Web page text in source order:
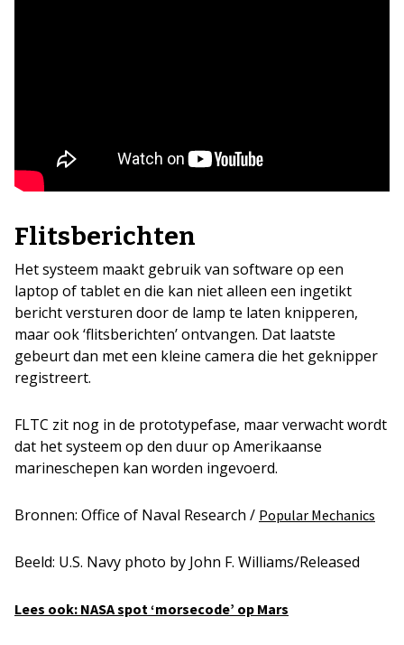
Flitsberichten
Het systeem maakt gebruik van software op een
laptop of tablet en die kan niet alleen een ingetikt
bericht versturen door de lamp te laten knipperen,
maar ook ‘flitsberichten’ ontvangen. Dat laatste
gebeurt dan met een kleine camera die het geknipper
registreert.
FLTC zit nog in de prototypefase, maar verwacht wordt
dat het systeem op den duur op Amerikaanse
marineschepen kan worden ingevoerd.
Bronnen: Office of Naval Research / Popular Mechanics
Beeld: U.S. Navy photo by John F. Williams/Released
Lees ook: NASA spot ‘morsecode’ op Mars